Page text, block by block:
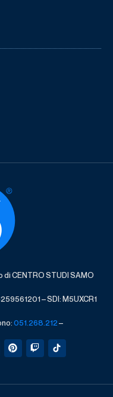
CENTRO STUDI SAMO
– SDI: M5UXCR1
051.268.212–